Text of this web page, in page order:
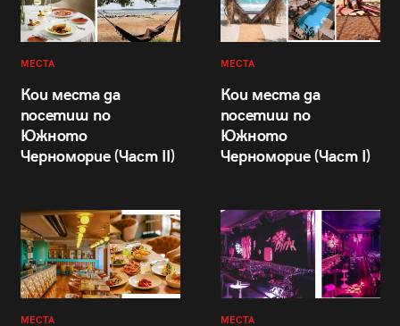
МЕСТА
Кои места да
посетиш по
Южното
Черноморие (Част II)
МЕСТА
Кои места да
посетиш по
Южното
Черноморие (Част I)
МЕСТА МЕСТА